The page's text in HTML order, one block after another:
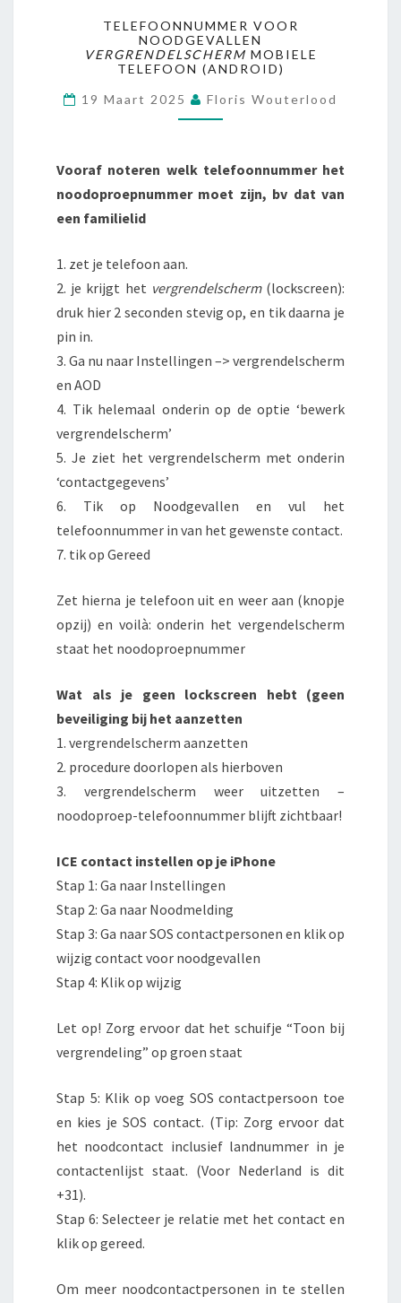
TELEFOONNUMMER VOOR
NOODGEVALLEN
VERGRENDELSCHERM MOBIELE
TELEFOON (ANDROID)
19 Maart 2025
Floris Wouterlood
Vooraf noteren welk telefoonnummer het
noodoproepnummer moet zijn, bv dat van
een familielid
1. zet je telefoon aan.
2. je krijgt het vergrendelscherm(lockscreen):
druk hier 2 seconden stevig op, en tik daarna je
pin in.
3. Ga nu naar Instellingen –> vergrendelscherm
en AOD
4. Tik helemaal onderin op de optie ‘bewerk
vergrendelscherm’
5. Je ziet het vergrendelscherm met onderin
‘contactgegevens’
6. Tik op Noodgevallen en vul het
telefoonnummer in van het gewenste contact.
7. tik op Gereed
Zet hierna je telefoon uit en weer aan (knopje
opzij) en voilà: onderin het vergendelscherm
staat het noodoproepnummer
Wat als je geen lockscreen hebt (geen
beveiliging bij het aanzetten
1. vergrendelscherm aanzetten
2. procedure doorlopen als hierboven
3. vergrendelscherm weer uitzetten –
noodoproep-telefoonnummer blijft zichtbaar!
ICE contact instellen op je iPhone
Stap 1: Ga naar Instellingen
Stap 2: Ga naar Noodmelding
Stap 3: Ga naar SOS contactpersonen en klik op
wijzig contact voor noodgevallen
Stap 4: Klik op wijzig
Let op! Zorg ervoor dat het schuifje “Toon bij
vergrendeling” op groen staat
Stap 5: Klik op voeg SOS contactpersoon toe
en kies je SOS contact. (Tip: Zorg ervoor dat
het noodcontact inclusief landnummer in je
contactenlijst staat. (Voor Nederland is dit
+31).
Stap 6: Selecteer je relatie met het contact en
klik op gereed.
Om meer noodcontactpersonen in te stellen